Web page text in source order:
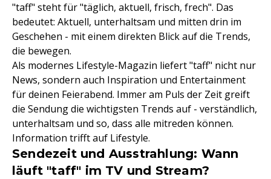
"taff" steht für "täglich, aktuell, frisch, frech". Das
bedeutet: Aktuell, unterhaltsam und mitten drin im
Geschehen - mit einem direkten Blick auf die Trends,
die bewegen.
Als modernes Lifestyle-Magazin liefert "taff" nicht nur
News, sondern auch Inspiration und Entertainment
für deinen Feierabend. Immer am Puls der Zeit greift
die Sendung die wichtigsten Trends auf - verständlich,
unterhaltsam und so, dass alle mitreden können.
Information trifft auf Lifestyle.
Sendezeit und Ausstrahlung: Wann
läuft "taff" im TV und Stream?